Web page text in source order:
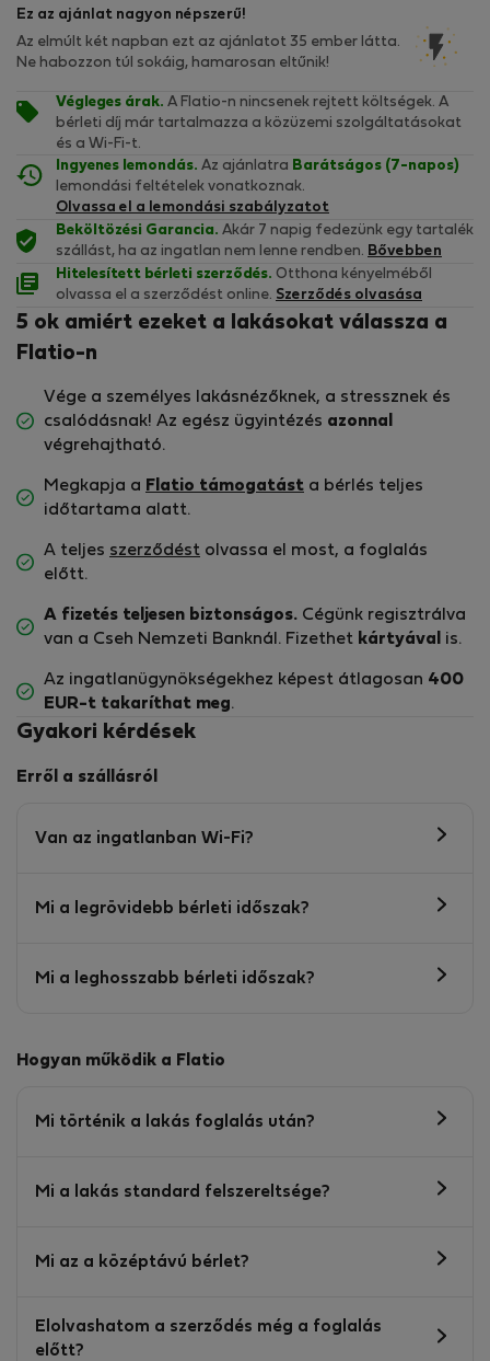
Ez az ajánlat nagyon népszerű!
Az elmúlt két napban ezt az ajánlatot 35 ember látta.
Ne habozzon túl sokáig, hamarosan eltűnik!
Végleges árak. A Flatio-n nincsenek rejtett költségek. A
bérleti díj már tartalmazza a közüzemi szolgáltatásokat
és a Wi-Fi-t.
Ingyenes lemondás. Az ajánlatra Barátságos (7-napos)
lemondási feltételek vonatkoznak.
Olvassa el a lemondási szabályzatot
Beköltözési Garancia. Akár 7 napig fedezünk egy tartalék
szállást, ha az ingatlan nem lenne rendben. Bővebben
Hitelesített bérleti szerződés. Otthona kényelméből
olvassa el a szerződést online. Szerződés olvasása
5 ok amiért ezeket a lakásokat válassza a
Flatio-n
Vége a személyes lakásnézőknek, a stressznek és
csalódásnak! Az egész ügyintézés azonnal
végrehajtható.
Megkapja a Flatio támogatást a bérlés teljes
időtartama alatt.
A teljes szerződést olvassa el most, a foglalás
előtt.
A fizetés teljesen biztonságos. Cégünk regisztrálva
van a Cseh Nemzeti Banknál. Fizethet kártyával is.
Az ingatlanügynökségekhez képest átlagosan 400
EUR-t takaríthat meg.
Gyakori kérdések
Erről a szállásról
Van az ingatlanban Wi-Fi?
Mi a legrövidebb bérleti időszak?
Mi a leghosszabb bérleti időszak?
Hogyan működik a Flatio
Mi történik a lakás foglalás után?
Mi a lakás standard felszereltsége?
Mi az a középtávú bérlet?
Elolvashatom a szerződés még a foglalás
előtt?